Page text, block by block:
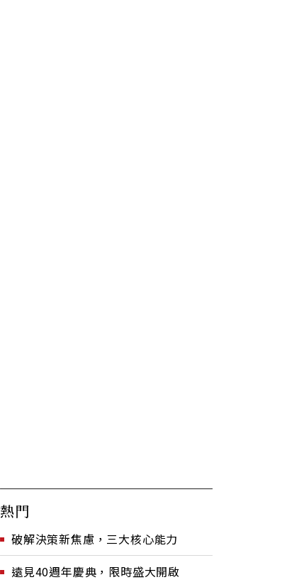
熱門
破解決策新焦慮，三大核心能力
遠見40週年慶典，限時盛大開啟